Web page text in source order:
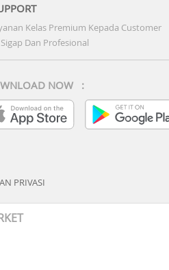
Kelas Premium Kepada Customer
Dan Profesional
NOW :
PRIVASI